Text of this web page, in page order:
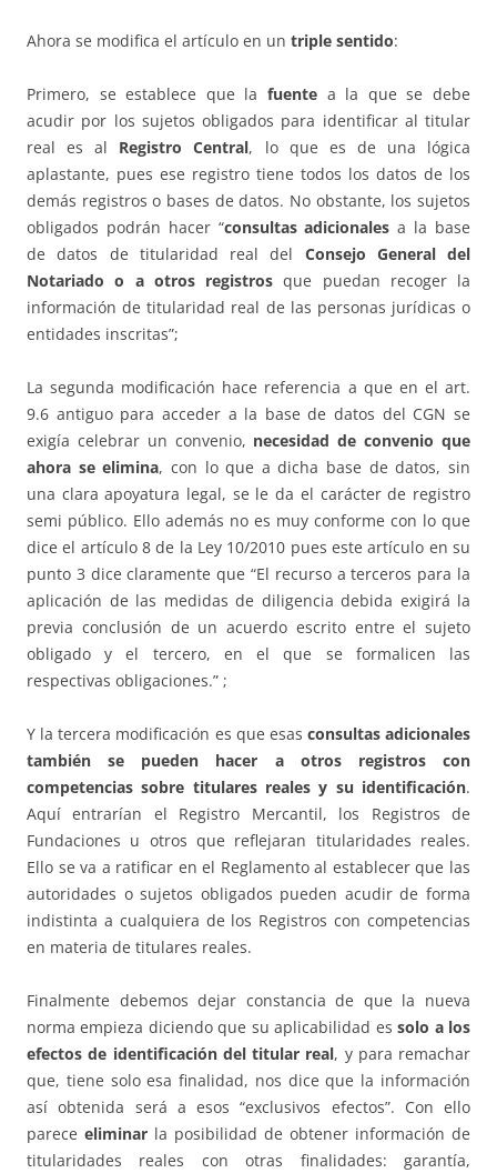
Ahora se modifica el artículo en un triple sentido:
Primero, se establece que la fuente a la que se debe
acudir por los sujetos obligados para identificar al titular
real es al Registro Central, lo que es de una lógica
aplastante, pues ese registro tiene todos los datos de los
demás registros o bases de datos. No obstante, los sujetos
obligados podrán hacer “consultas adicionales a la base
de datos de titularidad real del Consejo General del
Notariado o a otros registrosque puedan recoger la
información de titularidad real de las personas jurídicas o
entidades inscritas”;
La segunda modificación hace referencia a que en el art.
9.6 antiguo para acceder a la base de datos del CGN se
exigía celebrar un convenio, necesidad de convenio que
ahora se elimina, con lo que a dicha base de datos, sin
una clara apoyatura legal, se le da el carácter de registro
semi público. Ello además no es muy conforme con lo que
dice el artículo 8 de la Ley 10/2010 pues este artículo en su
punto 3 dice claramente que “El recurso a terceros para la
aplicación de las medidas de diligencia debida exigirá la
previa conclusión de un acuerdo escrito entre el sujeto
obligado y el tercero, en el que se formalicen las
respectivas obligaciones.” ;
Y la tercera modificación es que esas consultas adicionales
también se pueden hacer a otros registros con
competencias sobre titulares reales y su identificación.
Aquí entrarían el Registro Mercantil, los Registros de
Fundaciones u otros que reflejaran titularidades reales.
Ello se va a ratificar en el Reglamento al establecer que las
autoridades o sujetos obligados pueden acudir de forma
indistinta a cualquiera de los Registros con competencias
en materia de titulares reales.
Finalmente debemos dejar constancia de que la nueva
norma empieza diciendo que su aplicabilidad essolo a los
efectos de identificación del titular real, y para remachar
que, tiene solo esa finalidad, nos dice que la información
así obtenida será a esos “exclusivos efectos”. Con ello
parece eliminar la posibilidad de obtener información de
titularidades reales con otras finalidades: garantía,